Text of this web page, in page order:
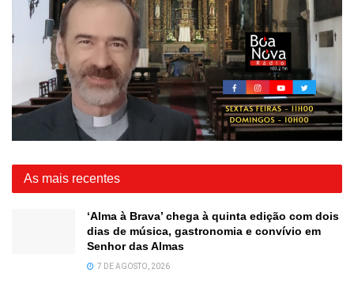
As mais recentes
‘Alma à Brava’ chega à quinta edição com dois
dias de música, gastronomia e convívio em
Senhor das Almas
7 DE AGOSTO, 2026